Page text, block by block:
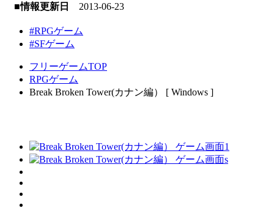
■情報更新日 2013-06-23
#RPGゲーム
#SFゲーム
フリーゲームTOP
RPGゲーム
Break Broken Tower(カナン編） [ Windows ]